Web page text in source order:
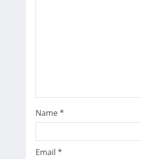
i
n
g
Name*
Email *